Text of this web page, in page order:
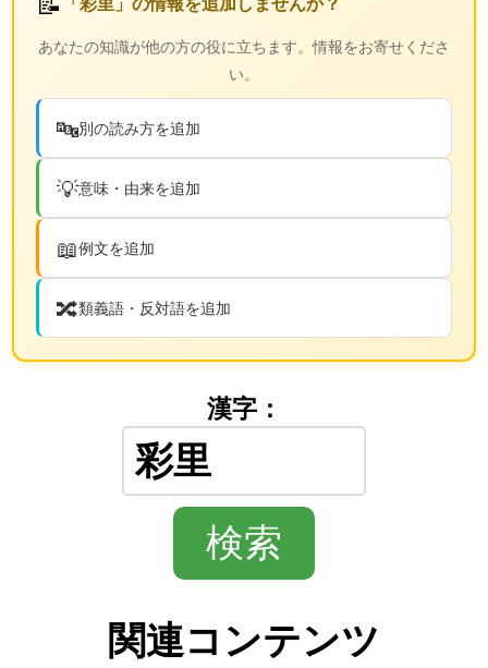
あなたの知識が他の方の役に立ちます。情報をお寄せくださ
い。
🔤別の読み方を追加
💡意味・由来を追加
📖例文を追加
🔀類義語・反対語を追加
漢字：
関連コンテンツ